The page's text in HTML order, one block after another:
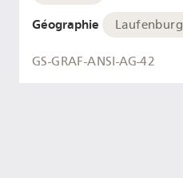
Géographie Laufenburg
GS-GRAF-ANSI-AG-42